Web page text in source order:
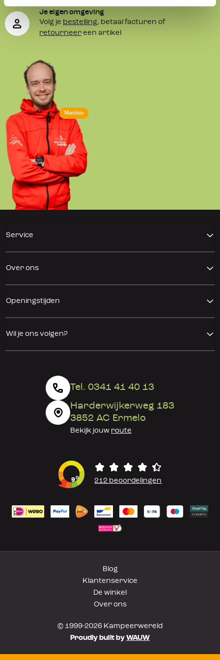
Matthijs
Je eigen omgeving
Volg je bestelling, betaal facturen of
retourneer een artikel
Service
Over ons
Openingstijden
Wil je ons volgen?
Tel. 0341 41 40 13
Harderwijkerweg 183
3852 AC Ermelo
Bekijk jouw route
90 212 beoordelingen
Blog
Klantenservice
De winkel
Over ons
© 1999-2026 Kampeerwereld
Proudly built by WAUW